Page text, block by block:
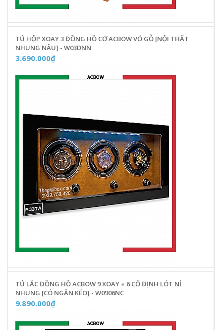
TỦ HỘP XOAY 3 ĐỒNG HỒ CƠ ACBOW VỎ GỖ [NỘI THẤT
NHUNG NÂU] - W03DNN
3.690.000₫
TỦ LẮC ĐỒNG HỒ ACBOW 9 XOAY + 6 CỐ ĐỊNH LÓT NỈ
NHUNG [CÓ NGĂN KÉO] - W0906NC
9.890.000₫